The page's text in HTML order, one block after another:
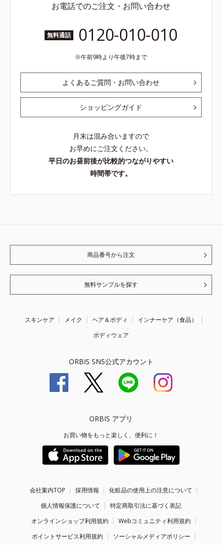
お電話でのご注文・お問い合わせ
無料通話 0120-010-010
午前9時より午後7時まで
よくあるご質問・お問い合わせ
ショッピングガイド
月末は混み合いますので
お早めにご注文ください。
平日のお昼前後が比較的つながりやすい
時間帯です。
商品番号から注文
無料サンプルを探す
スキンケア メイク ヘア＆ボディ
インナーケア（食品）
ボディウェア
ORBIS SNS公式アカウント
ORBIS アプリ
お買い物をもっと楽しく、便利に！
会社案内TOP 採用情報
化粧品の使用上の注意について
個人情報保護について
特定商取引法に基づく表記
オンラインショップ利用規約
Webコミュニティ利用規約
ポイントサービス利用規約
ソーシャルメディアポリシー